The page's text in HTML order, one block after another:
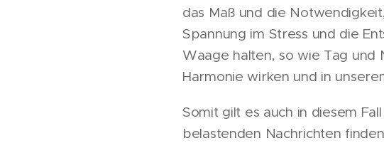
das Maß und die
Spannung im Stress und die
Waage halten, so wie Tag und
Harmonie wirken und in
Somit gilt es auch in diesem
belastenden Nachrichten